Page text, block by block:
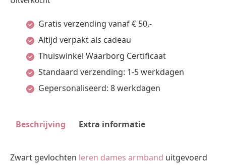
Gratis verzending vanaf € 50,-
Altijd verpakt als cadeau
Thuiswinkel Waarborg Certificaat
Standaard verzending: 1-5 werkdagen
Gepersonaliseerd: 8 werkdagen
Beschrijving Extra informatie
Zwart gevlochten leren dames armband uitgevoerd